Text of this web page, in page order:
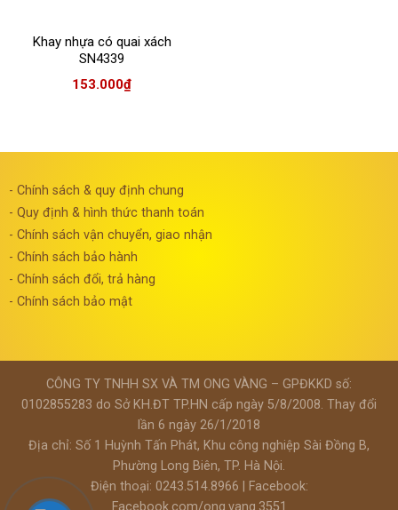
Khay nhựa có quai xách
SN4339
153.000₫
- Chính sách & quy định chung
- Quy định & hình thức thanh toán
- Chính sách vận chuyển, giao nhận
- Chính sách bảo hành
- Chính sách đổi, trả hàng
- Chính sách bảo mật
CÔNG TY TNHH SX VÀ TM ONG VÀNG – GPĐKKD số:
0102855283 do Sở KH.ĐT TP.HN cấp ngày 5/8/2008. Thay đổi
lần 6 ngày 26/1/2018
Địa chỉ: Số 1 Huỳnh Tấn Phát, Khu công nghiệp Sài Đồng B,
Phường Long Biên, TP. Hà Nội.
Điện thoại: 0243.514.8966 | Facebook: